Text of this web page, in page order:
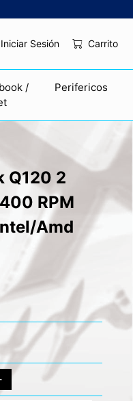
Iniciar Sesión Carrito
/
Perifericos
Q120 2
RPM
Amd